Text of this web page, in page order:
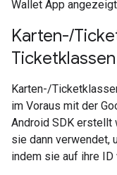
Wallet App
Karten-/
Karten-/
im Voraus mit der
Android SDK erstellt
sie dann verwendet,
indem sie auf ihre ID